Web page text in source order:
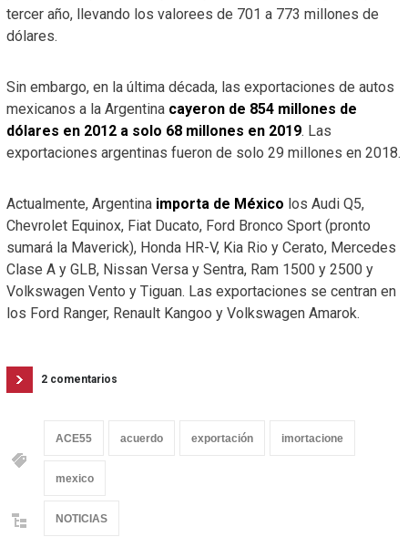
tercer año, llevando los valorees de 701 a 773 millones de
dólares.
Sin embargo, en la última década, las exportaciones de autos
mexicanos a la Argentina cayeron de 854 millones de
dólares en 2012 a solo 68 millones en 2019. Las
exportaciones argentinas fueron de solo 29 millones en 2018.
Actualmente, Argentina importa de México los Audi Q5,
Chevrolet Equinox, Fiat Ducato, Ford Bronco Sport (pronto
sumará la Maverick), Honda HR-V, Kia Rio y Cerato, Mercedes
Clase A y GLB, Nissan Versa y Sentra, Ram 1500 y 2500 y
Volkswagen Vento y Tiguan. Las exportaciones se centran en
los Ford Ranger, Renault Kangoo y Volkswagen Amarok.
2 comentarios
ACE55 acuerdo exportación imortacione
mexico
NOTICIAS